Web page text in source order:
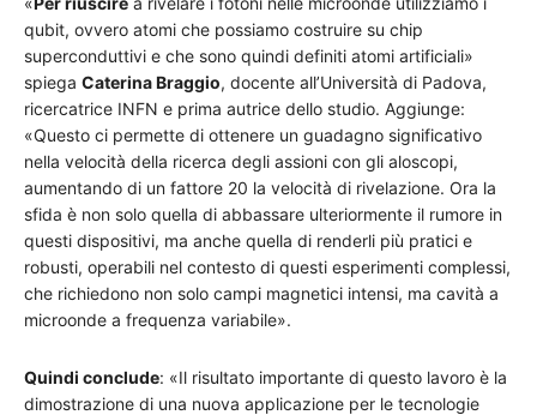
qubit, ovvero atomi che possiamo costruire su chip
superconduttivi e che sono quindi definiti atomi artificiali»
spiega Caterina Braggio, docente all’Università di Padova,
ricercatrice INFN e prima autrice dello studio. Aggiunge:
«Questo ci permette di ottenere un guadagno significativo
nella velocità della ricerca degli assioni con gli aloscopi,
aumentando di un fattore 20 la velocità di rivelazione. Ora la
sfida è non solo quella di abbassare ulteriormente il rumore in
questi dispositivi, ma anche quella di renderli più pratici e
robusti, operabili nel contesto di questi esperimenti complessi,
che richiedono non solo campi magnetici intensi, ma cavità a
microonde a frequenza variabile».
Quindi conclude: «Il risultato importante di questo lavoro è la
dimostrazione di una nuova applicazione per le tecnologie